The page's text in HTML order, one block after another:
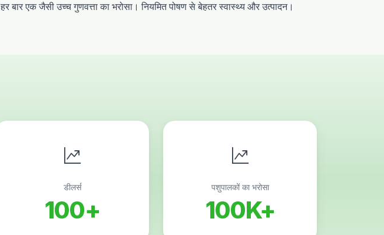
हर बार एक जैसी उच्च गुणवत्ता का भरोसा। नियमित पोषण से बेहतर स्वास्थ्य और उत्पादन।
डीलर्स
100+
पशुपालकों का भरोसा
100K+